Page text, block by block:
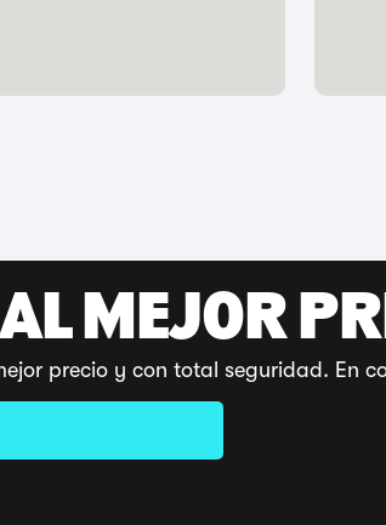
MEJOR
precio y con total seguridad. En